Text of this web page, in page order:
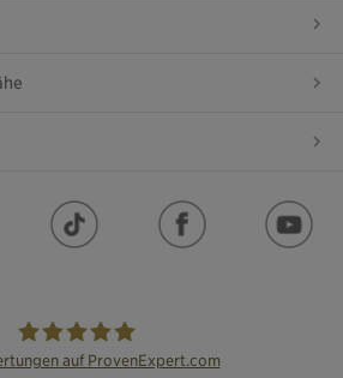
auf ProvenExpert.com